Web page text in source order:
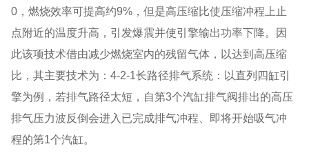
0，燃烧效率可提高约9%，但是高压缩比使压缩冲程上止
点附近的温度升高，引发爆震并使引擎输出功率下降。因
此该项技术借由减少燃烧室内的残留气体，以达到高压缩
比，其主要技术为：4-2-1长路径排气系统：以直列四缸引
擎为例，若排气路径太短，自第3个汽缸排气阀排出的高压
排气压力波反倒会进入已完成排气冲程、即将开始吸气冲
程的第1个汽缸。